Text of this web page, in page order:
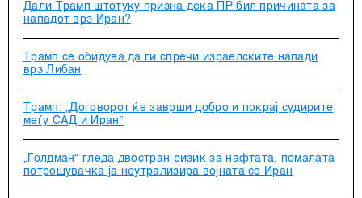
Дали Трамп штотуку призна дека ПР бил причината за
нападот врз Иран?
Трамп се обидува да ги спречи израелските напади
врз Либан
Трамп: „Договорот ќе заврши добро и покрај судирите
меѓу САД и Иран“
„Голдман“ гледа двостран ризик за нафтата, помалата
потрошувачка ја неутрализира војната со Иран